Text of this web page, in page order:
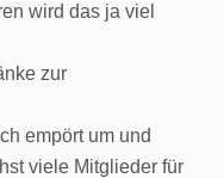
wird das ja viel
zur
empört um und
viele Mitglieder für